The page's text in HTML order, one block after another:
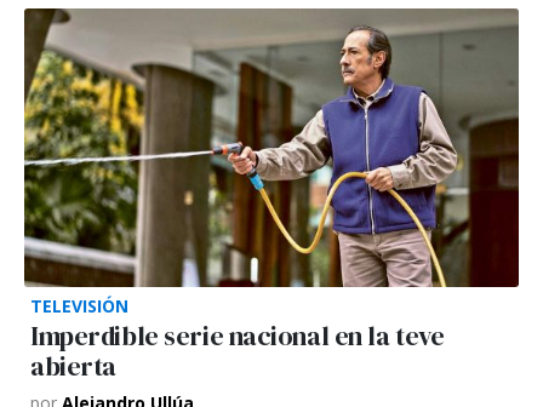
TELEVISIÓN
Imperdible serie nacional en la teve
abierta
por Alejandro Ullúa